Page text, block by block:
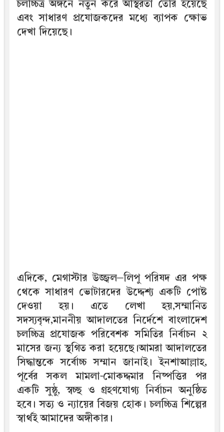
চলচ্চিত্র অঙ্গনে নতুন করে অস্থিরতা তৈরি হয়েছে
এবং সাধারণ প্রযোজকদের মধ্যে ব্যাপক ক্ষোভ
দেখা দিয়েছে।
এদিকে, মেগাস্টার উজ্জ্বল–লিপু পরিষদ এর পক্ষ
থেকে সাধারণ ভোটারদের উদ্দেশ্য একটি পোষ্ট
দেওয়া হয়। এতে লেখা হয়,সম্মানিত
সদস্যবৃন্দ,মাননীয় আদালতের নির্দেশে বাংলাদেশ
চলচ্চিত্র প্রযোজক পরিবেশক সমিতির নির্বাচন ২
মাসের জন্য স্থগিত করা হয়েছে।আমরা আদালতের
সিদ্ধান্তকে সর্বোচ্চ সম্মান জানাই। ইনশাআল্লাহ,
পূর্বের সকল মামলা-মোকদ্দমার নিষ্পত্তির পর
একটি সুষ্ঠু, স্বচ্ছ ও গ্রহণযোগ্য নির্বাচন অনুষ্ঠিত
হবে। সত্য ও ন্যায়ের বিজয় হোক। চলচ্চিত্র শিল্পের
স্বার্থই আমাদের অঙ্গীকার।